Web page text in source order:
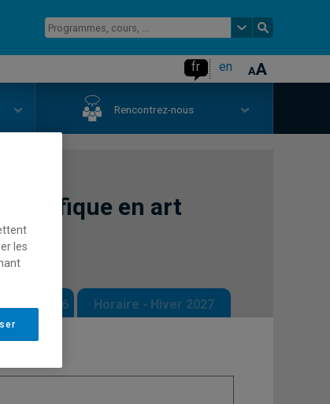
fr en
Rencontrez-nous
spécifique en art
2026 Horaire - Hiver 2027
les